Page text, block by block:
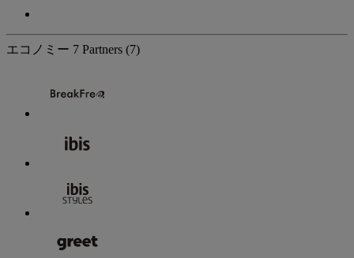
エコノミー 7 Partners (7)